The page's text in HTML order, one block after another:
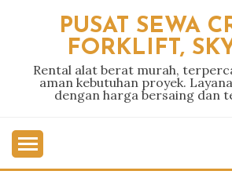
PUSAT SEWA
FORKLIFT,
Rental alat berat murah,
aman kebutuhan proyek.
dengan harga bersaing dan